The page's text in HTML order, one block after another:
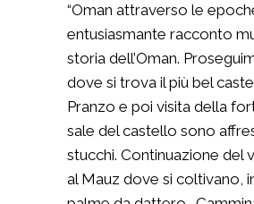
“Oman attraverso le
entusiasmante racconto
storia dell’Oman.
dove si trova il più bel
Pranzo e poi visita della
sale del castello sono
stucchi. Continuazione del
al Mauz dove si coltivano,